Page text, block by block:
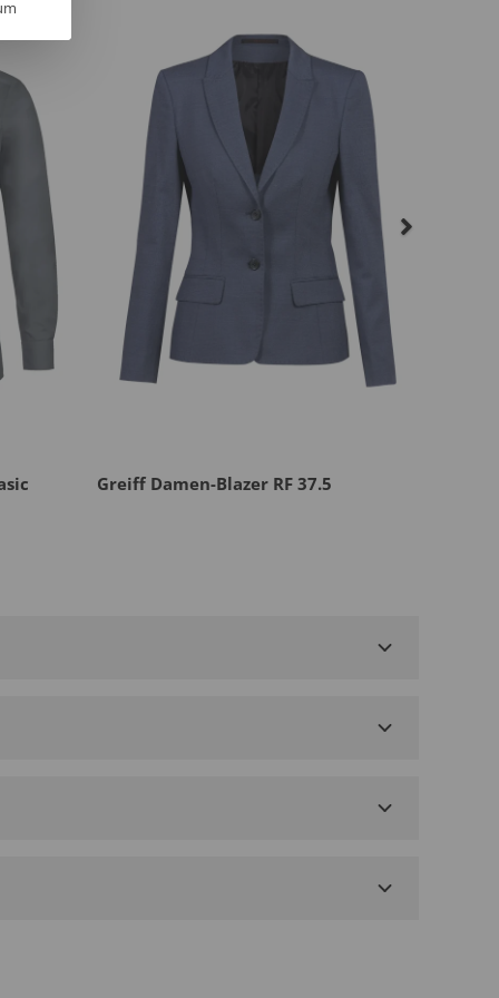
Greiff Damen-Blazer RF 37.5